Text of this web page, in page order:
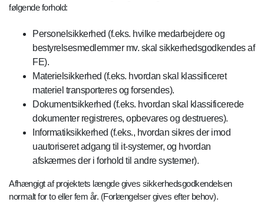
følgende forhold:
Personelsikkerhed (f.eks. hvilke medarbejdere og
bestyrelsesmedlemmer mv. skal sikkerhedsgodkendes af
FE).
Materielsikkerhed (f.eks. hvordan skal klassificeret
materiel transporteres og forsendes).
Dokumentsikkerhed (f.eks. hvordan skal klassificerede
dokumenter registreres, opbevares og destrueres).
Informatiksikkerhed (f.eks., hvordan sikres der imod
uautoriseret adgang til it-systemer, og hvordan
afskærmes der i forhold til andre systemer).
Afhængigt af projektets længde gives sikkerhedsgodkendelsen
normalt for to eller fem år. (Forlængelser gives efter behov).